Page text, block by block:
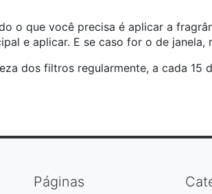
o que você precisa é aplicar a
e aplicar. E se caso for o de
dos filtros regularmente, a cada 15
Páginas